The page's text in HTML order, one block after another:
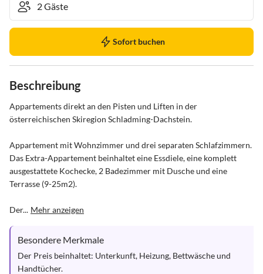
Sofort buchen
Beschreibung
Appartements direkt an den Pisten und Liften in der
österreichischen Skiregion Schladming-Dachstein.
Appartement mit Wohnzimmer und drei separaten Schlafzimmern.
Das Extra-Appartement beinhaltet eine Essdiele, eine komplett
ausgestattete Kochecke, 2 Badezimmer mit Dusche und eine
Terrasse (9-25m2).
Der... Mehr anzeigen
Besondere Merkmale
Der Preis beinhaltet: Unterkunft, Heizung, Bettwäsche und
Handtücher.